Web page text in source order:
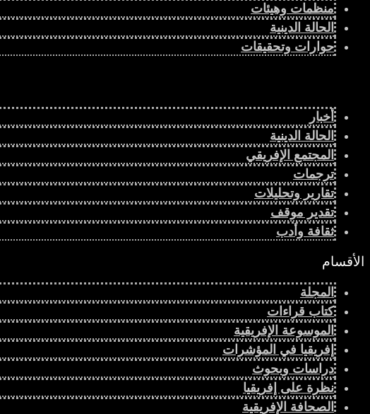
منظمات وهيئات
الحالة الدينية
حوارات وتحقيقات
أخبار
الحالة الدينية
المجتمع الإفريقي
ترجمات
تقارير وتحليلات
تقدير موقف
ثقافة وأدب
الأقسام
المجلة
كتاب قراءات
الموسوعة الإفريقية
إفريقيا في المؤشرات
دراسات وبحوث
نظرة على إفريقيا
الصحافة الإفريقية